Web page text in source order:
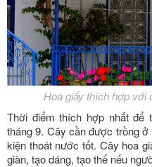
Hoa giấy thích hợp với
Thời điểm thích hợp nhất để
tháng 9. Cây cần được trồng
kiện thoát nước tốt. Cây hoa
giàn, tạo dáng, tạo thế nếu